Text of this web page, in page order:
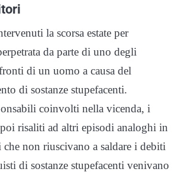
la scorsa estate per
da parte di uno degli
di un uomo a causa del
di sostanze stupefacenti.
coinvolti nella vicenda, i
risaliti ad altri episodi analoghi in
non riuscivano a saldare i debiti
di sostanze stupefacenti venivano